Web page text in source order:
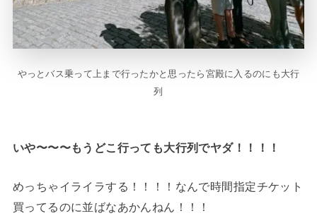
やっとバス乗って上まで行ったかと思ったら宮殿に入るのにも大行
列
いや〜〜〜もうどこ行っても大行列でヤダ！！！！
めっちゃイライラする！！！！なんで時間指定チケット
買ってるのに並ばなあかんねん！！！